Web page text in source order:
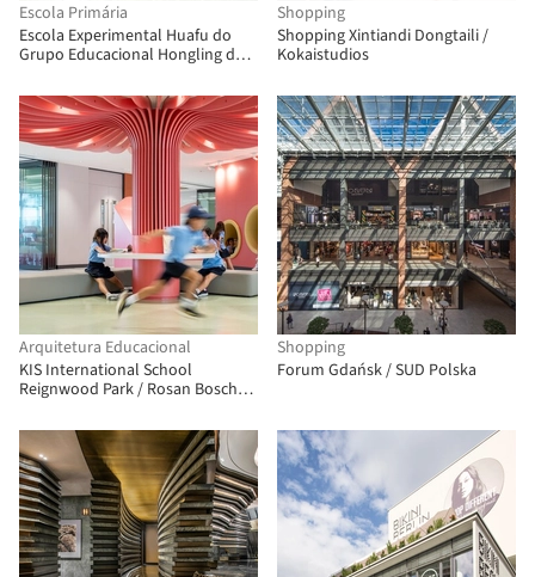
Escola Primária
Escola Experimental Huafu do
Grupo Educacional Hongling de
Shopping
Shopping Xintiandi Dongtaili /
Kokaistudios
Arquitetura Educacional
KIS International School
Reignwood Park / Rosan Bosch
Shopping
Forum Gdańsk / SUD Polska